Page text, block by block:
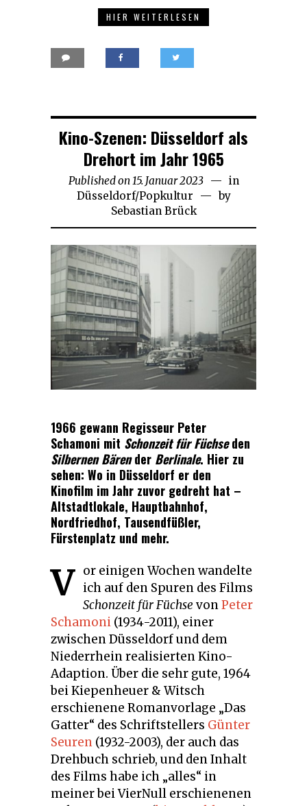
HIER WEITERLESEN
Kino-Szenen: Düsseldorf als
Drehort im Jahr 1965
Published on 15. Januar 20239.
August
in
Düsseldorf/Popkultur
by
Sebastian Brück
1966 gewann Regisseur Peter
Schamoni mit Schonzeit für Füchseden
Silbernen Bärender Berlinale. Hier zu
sehen: Wo in Düsseldorf er den
Kinofilm im Jahr zuvor gedreht hat –
Altstadtlokale, Hauptbahnhof,
Nordfriedhof, Tausendfüßler,
Fürstenplatz und mehr.
V or einigen Wochen wandelte
ich auf den Spuren des Films
Schonzeit für Füchse vonPeter
Schamoni (1934-2011), einer
zwischen Düsseldorf und dem
Niederrhein realisierten Kino-
Adaption. Über die sehr gute, 1964
bei Kiepenheuer & Witsch
erschienene Romanvorlage „Das
Gatter“ des Schriftstellers Günter
Seuren (1932-2003), der auch das
Drehbuch schrieb, und den Inhalt
des Films habe ich „alles“ in
meiner bei VierNull erschienenen